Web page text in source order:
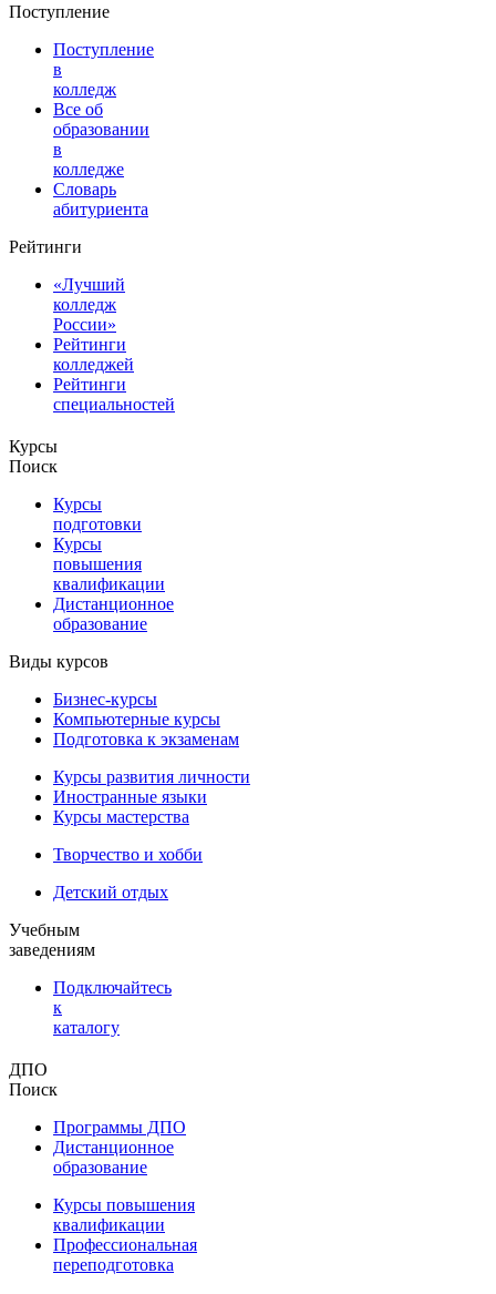
Поступление
Поступление
в
колледж
Все об
образовании
в
колледже
Словарь
абитуриента
Рейтинги
«Лучший
колледж
России»
Рейтинги
колледжей
Рейтинги
специальностей
Курсы
Поиск
Курсы
подготовки
Курсы
повышения
квалификации
Дистанционное
образование
Виды курсов
Бизнес-курсы
Компьютерные курсы
Подготовка к экзаменам
Курсы развития личности
Иностранные языки
Курсы мастерства
Творчество и хобби
Детский отдых
Учебным
заведениям
Подключайтесь
к
каталогу
ДПО
Поиск
Программы ДПО
Дистанционное
образование
Курсы повышения
квалификации
Профессиональная
переподготовка